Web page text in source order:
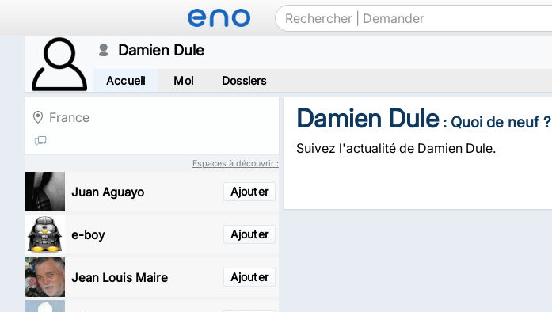
Damien Dule
Accueil Moi Dossiers
France
Espaces à découvrir :
Ajouter
Juan Aguayo
Ajouter
e-boy
Ajouter
Jean Louis Maire
Damien Dule: Quoi de neuf ?
Suivez l'actualité de Damien Dule.